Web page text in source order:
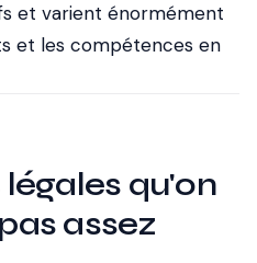
et varient énormément
et les compétences en
qu'on
assez